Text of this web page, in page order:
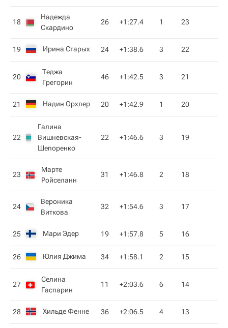
18
Надежда
Скардино
26 +1:27.4 1 23
19 Ирина Старых 24 +1:38.6 3 22
20
Теджа
Грегорин
46 +1:42.5 3 21
21 Надин Орхлер 20 +1:42.9 1 20
22
Галина
Вишневская-
Шепоренко
22 +1:46.6 3 19
23
Марте
Ройселанн
31 +1:46.8 2 18
24
Вероника
Виткова
32 +1:54.6 3 17
25 Мари Эдер 19 +1:57.8 5 16
26 Юлия Джима 34 +1:58.1 2 15
27
Селина
Гаспарин
11 +2:03.6 6 14
28 Хильде Фенне 36 +2:06.5 4 13